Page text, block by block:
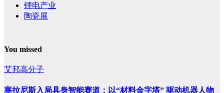
锂电产业
陶瓷展
You missed
艾邦高分子
塞拉尼斯入局具身智能赛道：以“材料金字塔” 驱动机器人物